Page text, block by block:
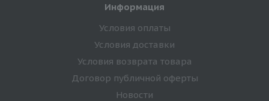
Информация
Условия оплаты
Условия доставки
Условия возврата товара
Договор публичной оферты
Новости